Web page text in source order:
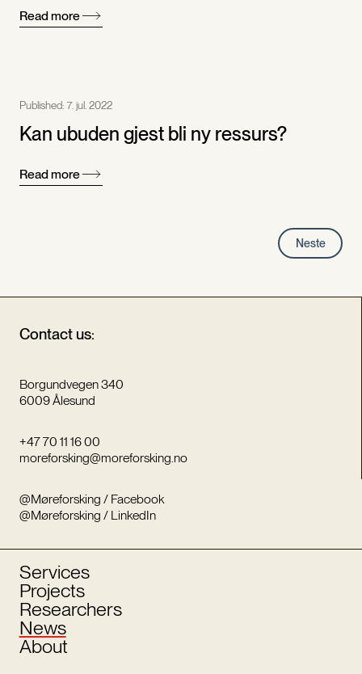
Read more
Published: 7. jul. 2022
Kan ubuden gjest bli ny ressurs?
Read more
Neste
Contact us:
Borgundvegen 340
6009 Ålesund
+47 70 11 16 00
moreforsking@moreforsking.no
@Møreforsking / Facebook
@Møreforsking / LinkedIn
Services
Projects
Researchers
News
About